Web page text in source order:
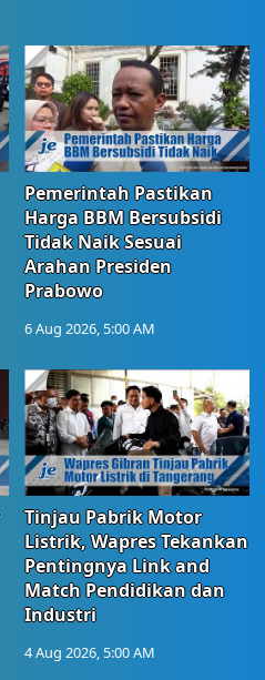
Pemerintah Pastikan
Harga BBM Bersubsidi
Tidak Naik Sesuai
Arahan Presiden
Prabowo
6 Aug 2026, 5:00 AM
Tinjau Pabrik Motor
Listrik, Wapres Tekankan
Pentingnya Link and
Match Pendidikan dan
Industri
4 Aug 2026, 5:00 AM